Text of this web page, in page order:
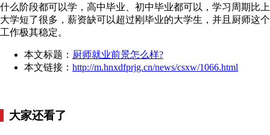
什么阶段都可以学，高中毕业、初中毕业都可以，学习周期比上
大学短了很多，薪资缺可以超过刚毕业的大学生，并且厨师这个
工作极其稳定。
本文标题： 厨师就业前景怎么样?
本文链接： http://m.hnxdfprjg.cn/news/csxw/1066.html
大家还看了